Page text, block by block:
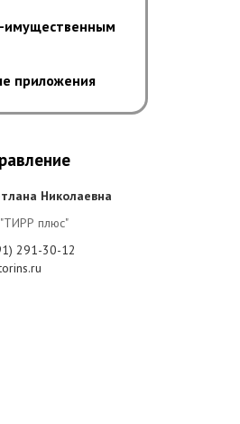
имущественным
приложения
Николаевна
плюс"
291-30-12